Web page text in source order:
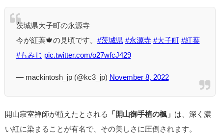
茨城県大子町の永源寺
今が紅葉🍁の見頃です。 #茨城県 #永源寺 #大子町 #紅葉
#もみじ pic.twitter.com/o27wfcJ429
— mackintosh_jp (@kc3_jp) November 8, 2022
開山寂室禅師が植えたとされる 「開山御手植の楓」 は、深く濃
い紅に染まることが有名で、その美しさに圧倒されます。